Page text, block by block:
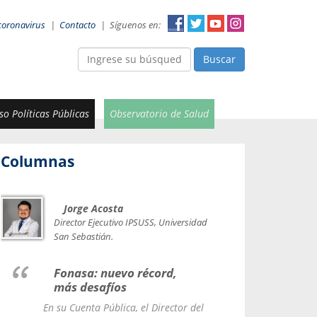
| Contacto | Síguenos en:
Buscar
Políticas Públicas Observatorio de Salud
Columnas
Jorge Acosta
Director Ejecutivo IPSUSS, Universidad
San Sebastián.
Fonasa: nuevo récord,
más desafíos
En su Cuenta Pública, el Director del